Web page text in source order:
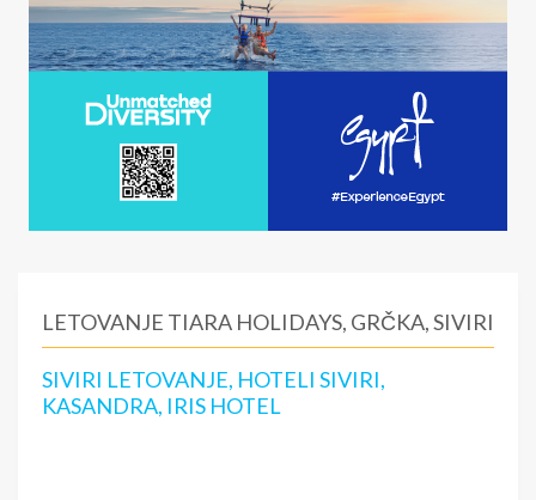
LETOVANJE TIARA HOLIDAYS, GRČKA, SIVIRI
SIVIRI LETOVANJE, HOTELI SIVIRI,
KASANDRA, IRIS HOTEL